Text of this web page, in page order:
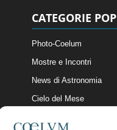
CATEGORIE
Photo-Coelum
Mostre e Incontri
News di Astronomia
Cielo del Mese